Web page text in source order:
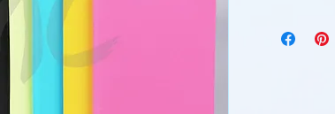
查詢或報價”